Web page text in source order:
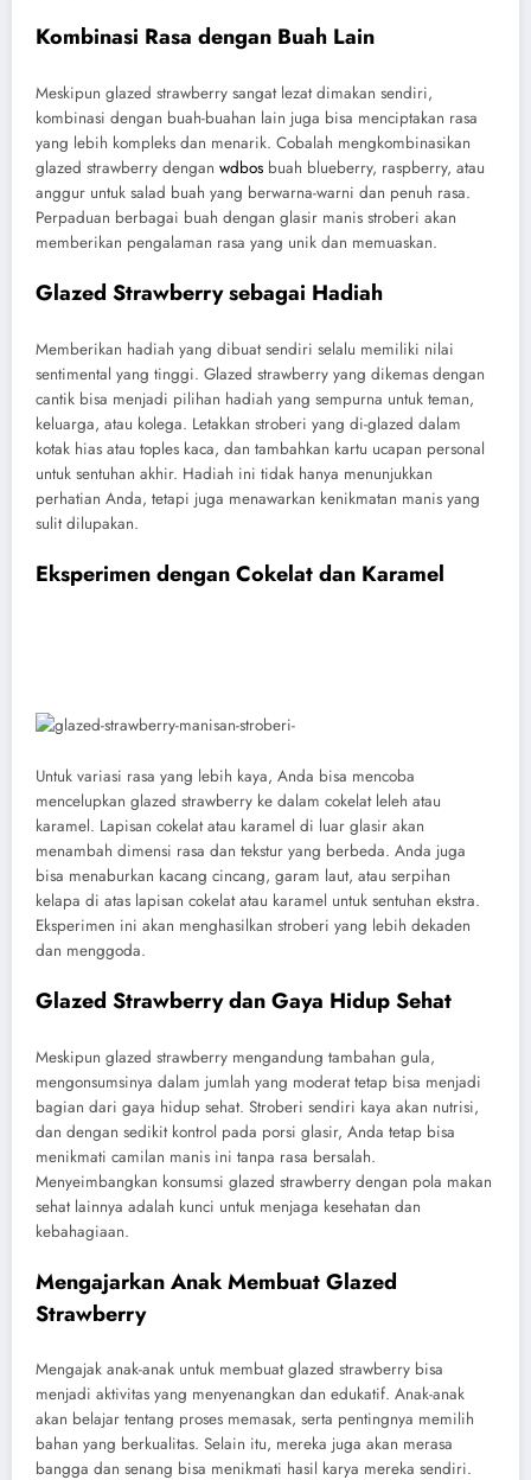
Kombinasi Rasa dengan Buah Lain
Meskipun glazed strawberry sangat lezat dimakan sendiri,
kombinasi dengan buah-buahan lain juga bisa menciptakan rasa
yang lebih kompleks dan menarik. Cobalah mengkombinasikan
glazed strawberry dengan wdbos buah blueberry, raspberry, atau
anggur untuk salad buah yang berwarna-warni dan penuh rasa.
Perpaduan berbagai buah dengan glasir manis stroberi akan
memberikan pengalaman rasa yang unik dan memuaskan.
Glazed Strawberry sebagai Hadiah
Memberikan hadiah yang dibuat sendiri selalu memiliki nilai
sentimental yang tinggi. Glazed strawberry yang dikemas dengan
cantik bisa menjadi pilihan hadiah yang sempurna untuk teman,
keluarga, atau kolega. Letakkan stroberi yang di-glazed dalam
kotak hias atau toples kaca, dan tambahkan kartu ucapan personal
untuk sentuhan akhir. Hadiah ini tidak hanya menunjukkan
perhatian Anda, tetapi juga menawarkan kenikmatan manis yang
sulit dilupakan.
Eksperimen dengan Cokelat dan Karamel
Untuk variasi rasa yang lebih kaya, Anda bisa mencoba
mencelupkan glazed strawberry ke dalam cokelat leleh atau
karamel. Lapisan cokelat atau karamel di luar glasir akan
menambah dimensi rasa dan tekstur yang berbeda. Anda juga
bisa menaburkan kacang cincang, garam laut, atau serpihan
kelapa di atas lapisan cokelat atau karamel untuk sentuhan ekstra.
Eksperimen ini akan menghasilkan stroberi yang lebih dekaden
dan menggoda.
Glazed Strawberry dan Gaya Hidup Sehat
Meskipun glazed strawberry mengandung tambahan gula,
mengonsumsinya dalam jumlah yang moderat tetap bisa menjadi
bagian dari gaya hidup sehat. Stroberi sendiri kaya akan nutrisi,
dan dengan sedikit kontrol pada porsi glasir, Anda tetap bisa
menikmati camilan manis ini tanpa rasa bersalah.
Menyeimbangkan konsumsi glazed strawberry dengan pola makan
sehat lainnya adalah kunci untuk menjaga kesehatan dan
kebahagiaan.
Mengajarkan Anak Membuat Glazed
Strawberry
Mengajak anak-anak untuk membuat glazed strawberry bisa
menjadi aktivitas yang menyenangkan dan edukatif. Anak-anak
akan belajar tentang proses memasak, serta pentingnya memilih
bahan yang berkualitas. Selain itu, mereka juga akan merasa
bangga dan senang bisa menikmati hasil karya mereka sendiri.